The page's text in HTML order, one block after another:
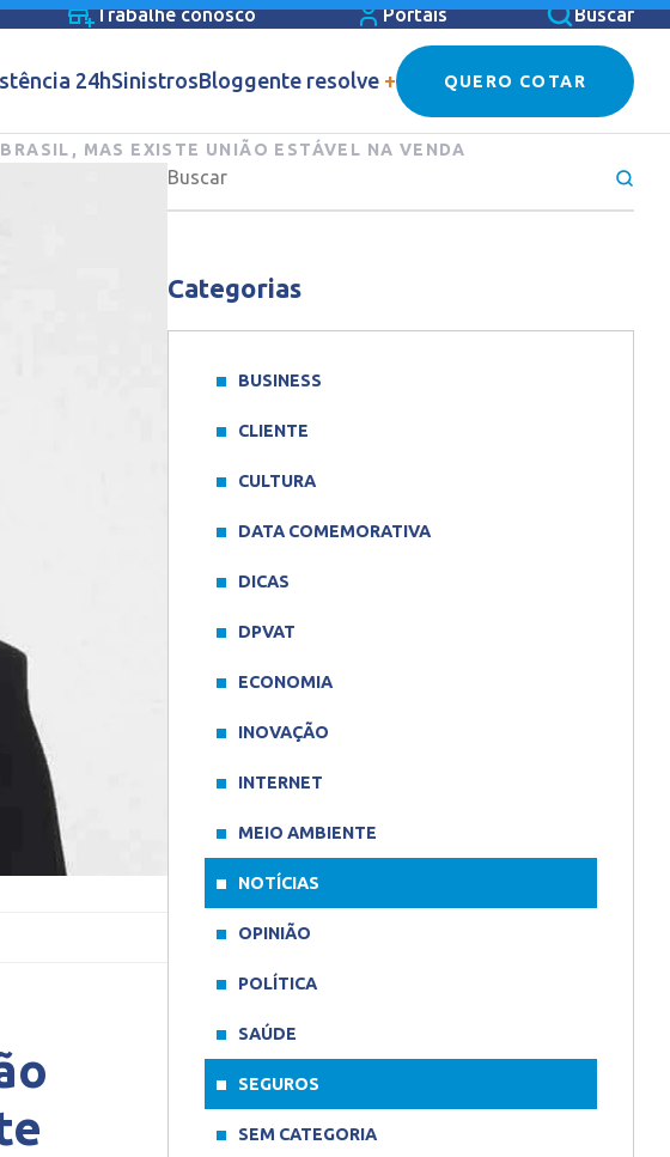
Trabalhe conosco Portais Buscar
24hSinistrosBloggente resolve + QUERO COTAR
MAS EXISTE UNIÃO ESTÁVEL NA VENDA
Categorias
BUSINESS
CLIENTE
CULTURA
DATA COMEMORATIVA
DICAS
DPVAT
ECONOMIA
INOVAÇÃO
INTERNET
MEIO AMBIENTE
NOTÍCIAS
OPINIÃO
POLÍTICA
SAÚDE
SEGUROS
SEM CATEGORIA